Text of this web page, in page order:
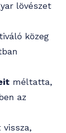
lövészet
közeg
méltatta,
az